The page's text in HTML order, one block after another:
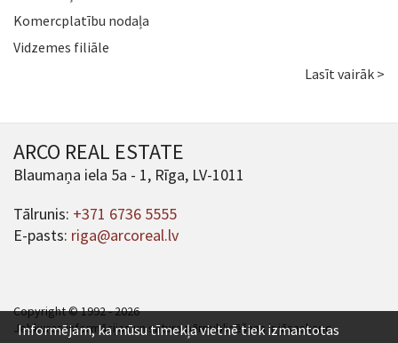
Komercplatību nodaļa
Vidzemes filiāle
Lasīt vairāk >
ARCO REAL ESTATE
Blaumaņa iela 5a - 1, Rīga, LV-1011
Tālrunis: +371 6736 5555
E-pasts: riga@arcoreal.lv
Copyright © 1992 - 2026
Jebkuras informācijas un satura pārpublicēšana ir jāsaskaņo.
Informējam, ka mūsu tīmekļa vietnē tiek izmantotas